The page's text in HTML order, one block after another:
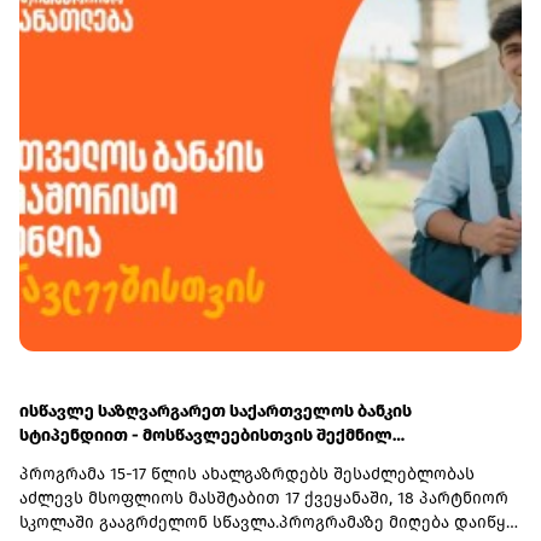
მრავალფეროვან რესურსებს - ბიზნესკურსებს, კვლევებს
და სხვა საჭირო ინფორმაციას ბიზნესის გასავითარებლად.
საქართველოს ფინანსთა სამინისტროს საგამოძიებო
სამსახურს გადაეგზავნა, ხოლო 4 პირი საბაჟო კოდექსის
168-ე მუხლის პირველი ნაწილის შესაბამისად სანქციის
სახით ჯამში - 36 205 ლარით დაჯარიმდა.
ისწავლე საზღვარგარეთ საქართველოს ბანკის
სტიპენდიით - მოსწავლეებისთვის შექმნილ
პროგრამა 15-17 წლის ახალგაზრდებს შესაძლებლობას
აძლევს მსოფლიოს მასშტაბით 17 ქვეყანაში, 18 პარტნიორ
სკოლაში გააგრძელონ სწავლა.პროგრამაზე მიღება დაიწყო